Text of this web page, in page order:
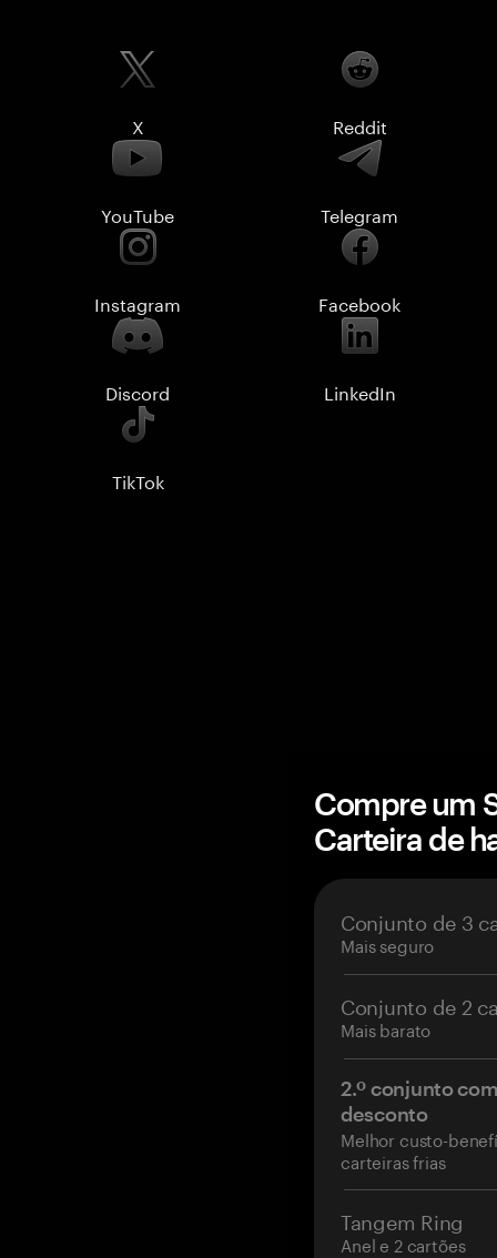
X Reddit
YouTube Telegram
Instagram Facebook
Discord LinkedIn
TikTok
Compre um
Carteira de
Conjunto de 3
Mais seguro
Conjunto de 2
Mais barato
2.º conjunto
desconto
Melhor custo-
carteiras frias
Tangem Ring
Anel e 2 cartões